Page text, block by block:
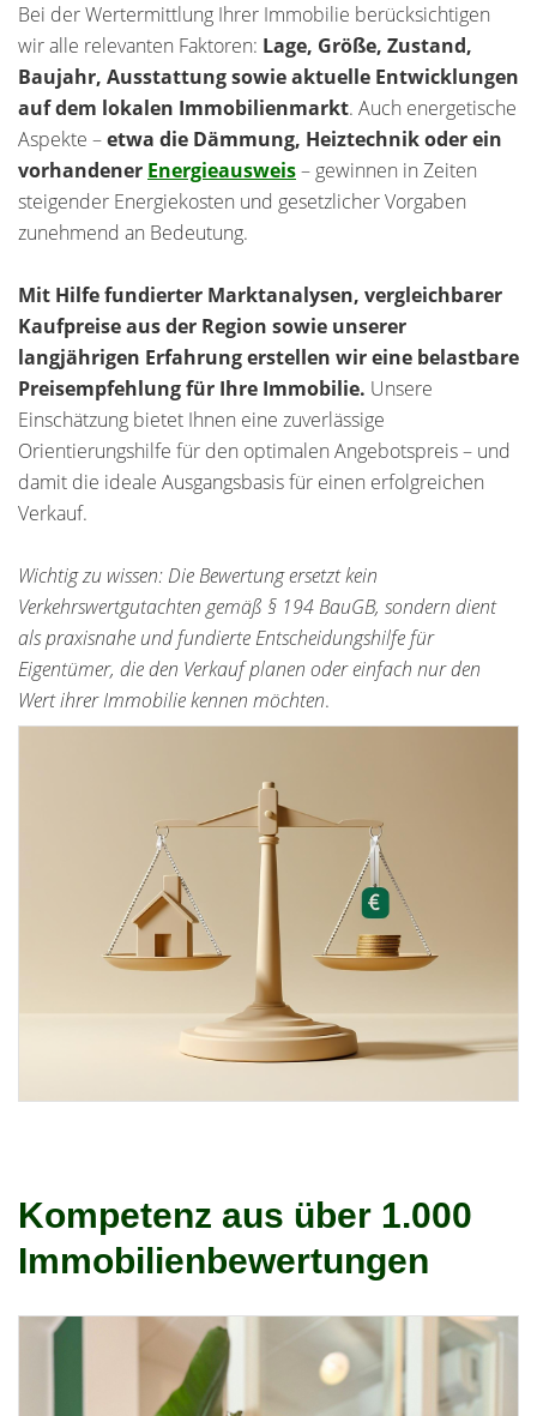
Bei der Wertermittlung Ihrer Immobilie berücksichtigen
wir alle relevanten Faktoren: Lage, Größe, Zustand,
Baujahr, Ausstattung sowie aktuelle Entwicklungen
auf dem lokalen Immobilienmarkt. Auch energetische
Aspekte –etwa die Dämmung, Heiztechnik oder ein
vorhandener Energieausweis– gewinnen in Zeiten
steigender Energiekosten und gesetzlicher Vorgaben
zunehmend an Bedeutung.
Mit Hilfe fundierter Marktanalysen, vergleichbarer
Kaufpreise aus der Region sowie unserer
langjährigen Erfahrung erstellen wir eine belastbare
Preisempfehlung für Ihre Immobilie. Unsere
Einschätzung bietet Ihnen eine zuverlässige
Orientierungshilfe für den optimalen Angebotspreis – und
damit die ideale Ausgangsbasis für einen erfolgreichen
Verkauf.
Wichtig zu wissen: Die Bewertung ersetzt kein
Verkehrswertgutachten gemäß § 194 BauGB, sondern dient
als praxisnahe und fundierte Entscheidungshilfe für
Eigentümer, die den Verkauf planen oder einfach nur den
Wert ihrer Immobilie kennen möchten.
Kompetenz aus über 1.000
Immobilienbewertungen